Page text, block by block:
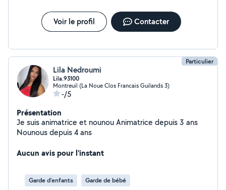
Voir le profil Contacter
Particulier
Lila Nedroumi
Lila.93100
Montreuil (La Noue Clos Francais Guilands 3)
-/5
Présentation
Je suis animatrice et nounou Animatrice depuis 3 ans
Nounous depuis 4 ans
Aucun avis pour l'instant
Garde d'enfants Garde de bébé